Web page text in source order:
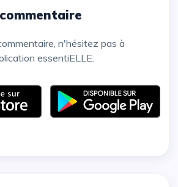
commentaire
essentiELLE.